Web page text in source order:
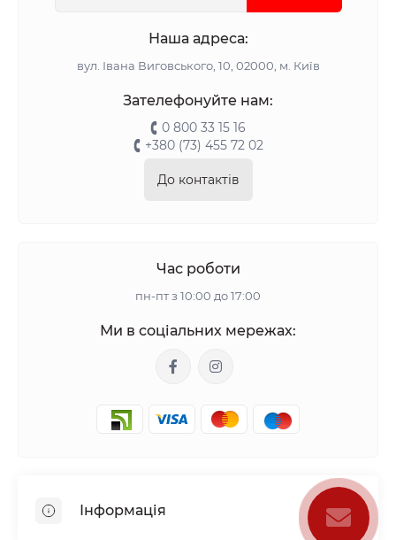
Наша адреса:
вул. Івана Виговського, 10, 02000, м. Київ
Зателефонуйте нам:
0 800 33 15 16
+380 (73) 455 72 02
До контактів
Час роботи
пн-пт з 10:00 до 17:00
Ми в соціальних мережах:
Інформація